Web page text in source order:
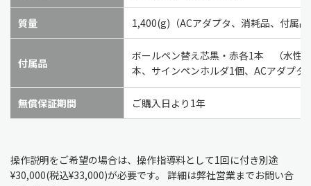
質量 1,400(g)（ACアダプタ、消耗品、付属
付属品
ボールペン替え芯黒・赤各1本 （水性
本、サインペンホルダ1個、ACアダプタ
無償保証期間 ご購入日より1年
操作説明をご希望の場合は、操作指導料として1回に付き別途
¥30,000(税込¥33,000)が必要です。 詳細は弊社営業までお問い合